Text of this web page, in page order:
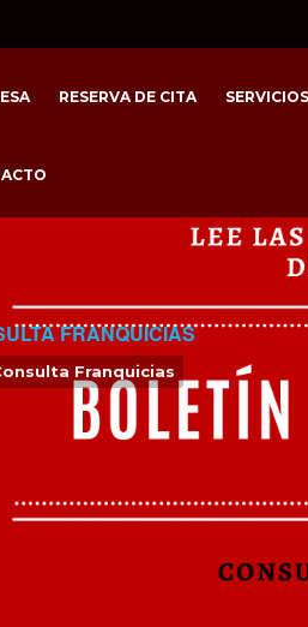
RESERVA DE CITA SERVICIOS
FRANQUICIAS
Franquicias